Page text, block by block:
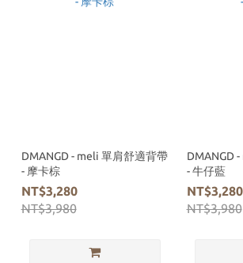
DMANGD - meli 單肩舒適背帶
- 摩卡棕
NT$3,280
NT$3,980
DMANGD
- 牛仔藍
NT$3,280
NT$3,980